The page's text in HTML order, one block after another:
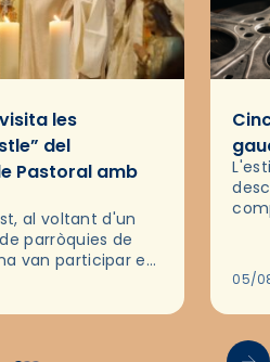
les
del
Pastoral amb
al voltant d'un
parròquies de
van participar en
organitzades
05/